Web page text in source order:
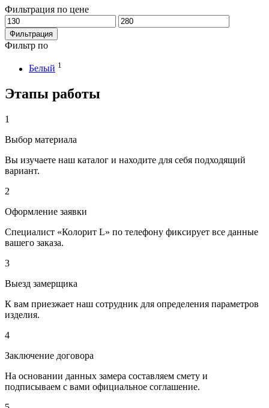
Фильтрация по цене
Минимальная
цена
Максимальная
цена
Фильтрация
Фильтр по
Белый 1
Этапы работы
1
Выбор материала
Вы изучаете наш каталог и находите для себя подходящий
вариант.
2
Оформление заявки
Специалист «Колорит L» по телефону фиксирует все данные
вашего заказа.
3
Выезд замерщика
К вам приезжает наш сотрудник для определения параметров
изделия.
4
Заключение договора
На основании данных замера составляем смету и
подписываем с вами официальное соглашение.